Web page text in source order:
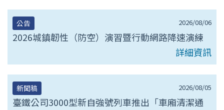
2026/08/06
公告
2026城鎮韌性（防空）演習暨行動網路降速演練
詳細資訊
2026/08/05
新聞稿
臺鐵公司3000型新自強號列車推出「車廂清潔通